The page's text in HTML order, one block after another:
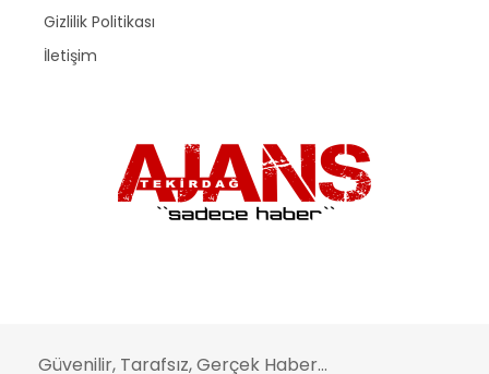
Gizlilik Politikası
İletişim
Güvenilir, Tarafsız, Gerçek Haber...